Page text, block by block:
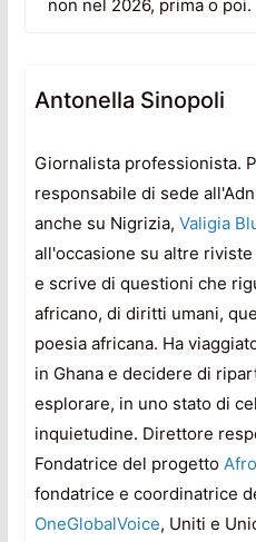
non nel 2026, prima o poi.
Antonella Sinopoli
Giornalista professionista.
responsabile di sede
anche su Nigrizia, Valigia
all'occasione su altre
e scrive di questioni che
africano, di diritti umani,
poesia africana. Ha
in Ghana e decidere di
esplorare, in uno stato di
inquietudine. Direttore
Fondatrice del progetto
fondatrice e coordinatrice
OneGlobalVoice, Uniti e